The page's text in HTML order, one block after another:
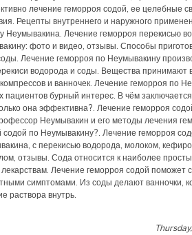
лечение геморроя содой, ее целебные
Рецепты внутреннего и наружного
Неумывакина. Лечение геморроя перекисью
фото и видео, отзывы. Способы
Лечение геморроя по Неумывакину
водорода и соды. Вещества принимают
и ванночек. Лечение геморроя по
пациентов бурный интерес. В чём
она эффективна?. Лечение геморроя
Неумывакин и его методы лечения
содой по Неумывакину?. Лечение геморроя
с перекисью водорода, молоком,
отзывы. Сода относится к наиболее
лекарствам. Лечение геморроя содой поможет
симптомами. Из соды делают ванночки,
раствора внутрь.